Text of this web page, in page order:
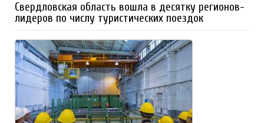
Свердловская область вошла в десятку регионов-
лидеров по числу туристических поездок